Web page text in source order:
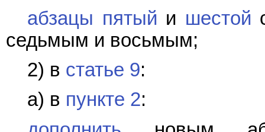
абзацы пятый и шестой
седьмым и восьмым;
2) в статье 9:
а) в пункте 2: